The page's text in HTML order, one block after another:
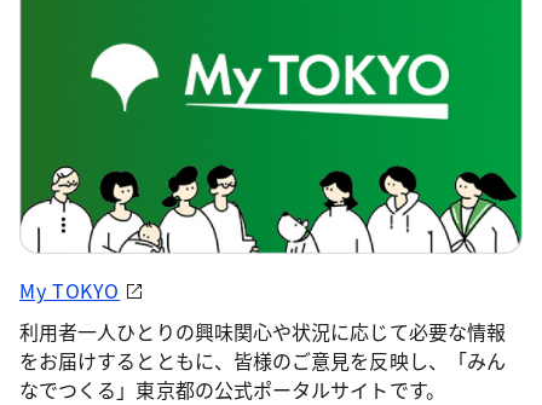
My TOKYO
利用者一人ひとりの興味関心や状況に応じて必要な情報
をお届けするとともに、皆様のご意見を反映し、「みん
なでつくる」東京都の公式ポータルサイトです。